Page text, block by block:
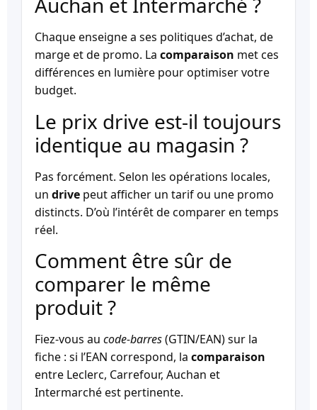
Chaque enseigne a ses politiques d’achat, de
marge et de promo. La comparaison met ces
différences en lumière pour optimiser votre
budget.
Le prix drive est-il toujours
identique au magasin ?
Pas forcément. Selon les opérations locales,
un drive peut afficher un tarif ou une promo
distincts. D’où l’intérêt de comparer en temps
réel.
Comment être sûr de
comparer le même
produit ?
Fiez-vous au code-barres(GTIN/EAN) sur la
fiche : si l’EAN correspond, la comparaison
entre Leclerc, Carrefour, Auchan et
Intermarché est pertinente.